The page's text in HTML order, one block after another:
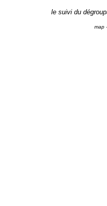
le suivi du
map